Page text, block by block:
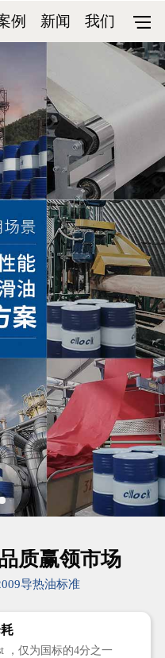
例 新闻 我们
质赢领市场
导热油标准
，仅为国标的4分之一